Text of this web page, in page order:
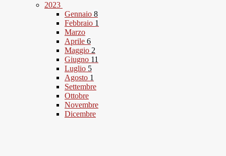
2023
Gennaio 8
Febbraio 1
Marzo
Aprile 6
Maggio 2
Giugno 11
Luglio 5
Agosto 1
Settembre
Ottobre
Novembre
Dicembre